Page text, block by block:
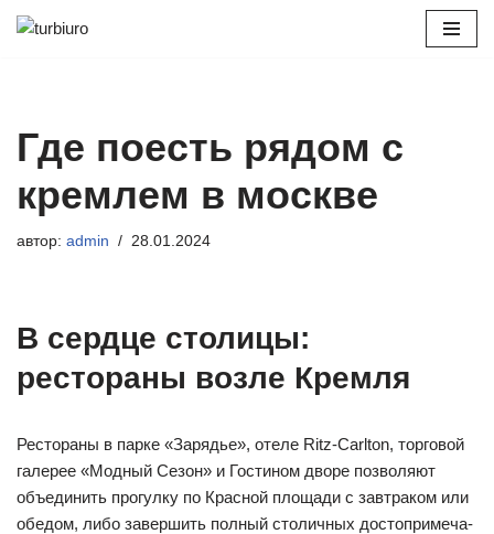
Где поесть рядом с
кремлем в москве
автор: admin 28.01.2024
В сердце столицы:
рестораны возле Кремля
Рес­то­ра­ны в пар­ке «За­рядье», оте­ле Ritz-Carlton, тор­го­вой
га­ле­рее «Мод­ный Се­зон» и Гос­ти­ном дво­ре поз­во­ля­ют
объеди­нить про­гул­ку по Крас­ной пло­ща­ди с зав­тра­ком или
обе­дом, ли­бо за­вер­шить пол­ный сто­лич­ных дос­топ­ри­ме­ча­